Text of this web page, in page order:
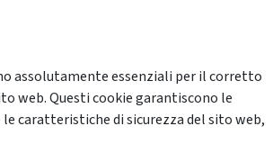
assolutamente essenziali per il corretto
web. Questi cookie garantiscono le
caratteristiche di sicurezza del sito web,